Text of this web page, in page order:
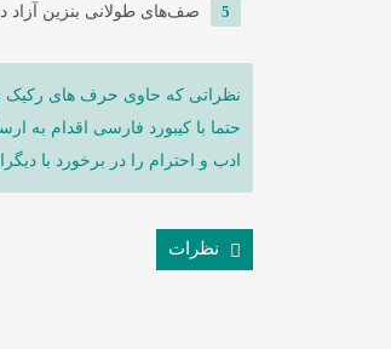
5 صف‌های طولانی بنزین آزاد
نظراتی که حاوی حرف های رکیک و
حتما با کیبورد فارسی اقدام به
ادب و احترام را در برخورد با
نظرات